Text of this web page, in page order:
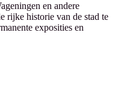
en andere
rijke historie van de stad te
exposities en